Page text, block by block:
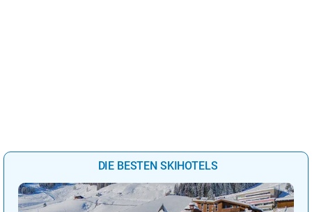
DIE BESTEN SKIHOTELS